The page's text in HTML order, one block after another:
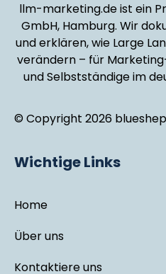
llm-marketing.de ist ein
GmbH, Hamburg. Wir
und erklären, wie Large
verändern – für
und Selbstständige im
© Copyright 2026
Wichtige Links
Home
Über uns
Kontaktiere uns